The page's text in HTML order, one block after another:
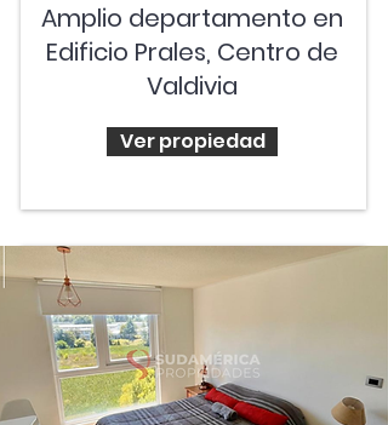
Amplio departamento en
Edificio Prales, Centro de
Valdivia
Ver propiedad